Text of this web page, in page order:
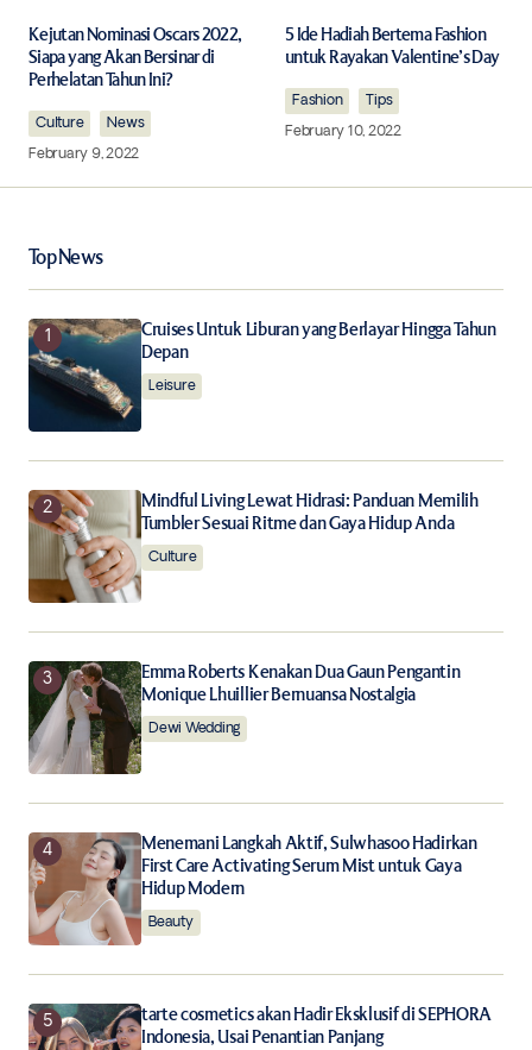
Required fields are marked*
Your Name
Your E-mail*
Save my name, email, and website in this browser for
the next time I comment.
Notify me of new posts by email.
Submit Comment
Kejutan Nominasi Oscars 2022,
Siapa yang Akan Bersinar di
Perhelatan Tahun Ini?
Culture
News
February 9, 2022
5 Ide Hadiah Bertema Fashion
untuk Rayakan Valentine’s Day
Fashion
Tips
February 10, 2022
Top News
Cruises Untuk Liburan yang Berlayar Hingga Tahun
Depan
Leisure
Mindful Living Lewat Hidrasi: Panduan Memilih
Tumbler Sesuai Ritme dan Gaya Hidup Anda
Culture
Emma Roberts Kenakan Dua Gaun Pengantin
Monique Lhuillier Bernuansa Nostalgia
Dewi Wedding
Menemani Langkah Aktif, Sulwhasoo Hadirkan
First Care Activating Serum Mist untuk Gaya
Hidup Modern
Beauty
tarte cosmetics akan Hadir Eksklusif di SEPHORA
Indonesia, Usai Penantian Panjang